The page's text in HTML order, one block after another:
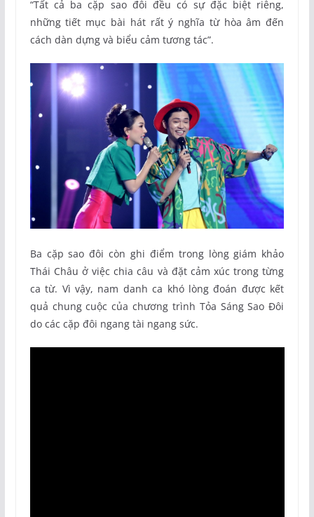
“Tất cả ba cặp sao đôi đều có sự đặc biệt riêng,
những tiết mục bài hát rất ý nghĩa từ hòa âm đến
cách dàn dựng và biểu cảm tương tác”.
Ba cặp sao đôi còn ghi điểm trong lòng giám khảo
Thái Châu ở việc chia câu và đặt cảm xúc trong từng
ca từ. Vì vậy, nam danh ca khó lòng đoán được kết
quả chung cuộc của chương trình Tỏa Sáng Sao Đôi
do các cặp đôi ngang tài ngang sức.